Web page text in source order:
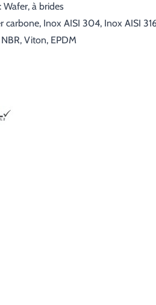
à brides
carbone, Inox AISI 304, Inox AISI
Viton, EPDM